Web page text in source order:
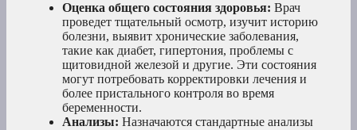
Оценка общего состояния здоровья: Врач
проведет тщательный осмотр, изучит историю
болезни, выявит хронические заболевания,
такие как диабет, гипертония, проблемы с
щитовидной железой и другие. Эти состояния
могут потребовать корректировки лечения и
более пристального контроля во время
беременности.
Анализы: Назначаются стандартные анализы